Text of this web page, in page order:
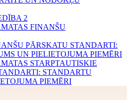
FINANŠU
STARPTAUTISKIE
STANDARTU
PIEMĒRI